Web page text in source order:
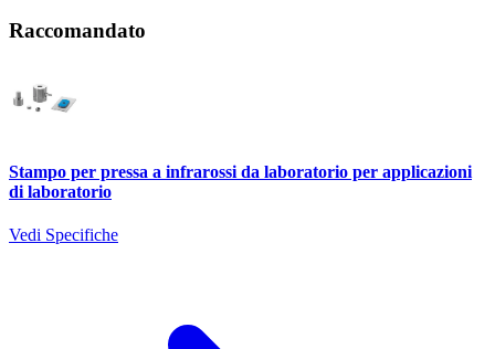
Raccomandato
Stampo per pressa a infrarossi da laboratorio per applicazioni
di laboratorio
Vedi Specifiche